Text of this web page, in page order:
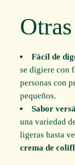
Fácil de
se digiere con
personas con
pequeños.
Sabor
una variedad
ligeras hasta
crema de